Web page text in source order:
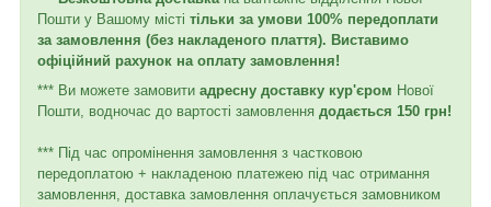
Пошти у Вашому місті тільки за умови 100% передоплати
за замовлення (без накладеного плаття). Виставимо
офіційний рахунок на оплату замовлення!
*** Ви можете замовити адресну доставку кур'єром Нової
Пошти, водночас до вартості замовлення додається 150 грн!
*** Під час опромінення замовлення з частковою
передоплатою + накладеною платежею під час отримання
замовлення, доставка замовлення оплачується замовником